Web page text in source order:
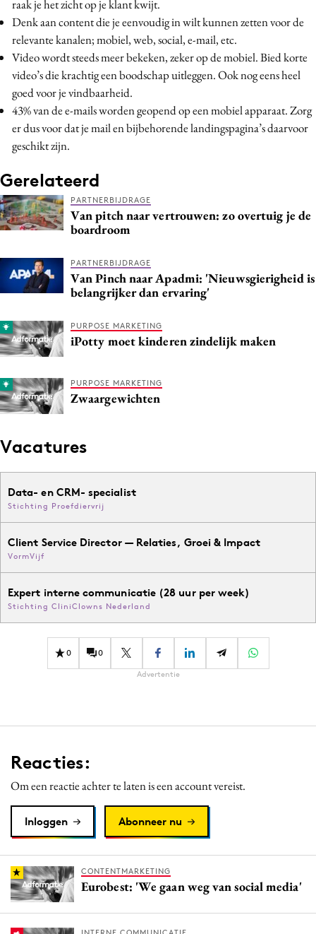
raak je het zicht op je klant kwijt.
Denk aan content die je eenvoudig in wilt kunnen zetten voor de
relevante kanalen; mobiel, web, social, e-mail, etc.
Video wordt steeds meer bekeken, zeker op de mobiel. Bied korte
video’s die krachtig een boodschap uitleggen. Ook nog eens heel
goed voor je vindbaarheid.
43% van de e-mails worden geopend op een mobiel apparaat. Zorg
er dus voor dat je mail en bijbehorende landingspagina’s daarvoor
geschikt zijn.
Gerelateerd
PARTNERBIJDRAGE
Van pitch naar vertrouwen: zo overtuig je de
boardroom
PARTNERBIJDRAGE
Van Pinch naar Apadmi: 'Nieuwsgierigheid is
belangrijker dan ervaring'
PURPOSE MARKETING
iPotty moet kinderen zindelijk maken
PURPOSE MARKETING
Zwaargewichten
Vacatures
Data- en CRM- specialist
Stichting Proefdiervrij
Client Service Director — Relaties, Groei & Impact
VormVijf
Expert interne communicatie (28 uur per week)
Stichting CliniClowns Nederland
0 0
Advertentie
Reacties:
Om een reactie achter te laten is een account vereist.
Inloggen Abonneer nu
CONTENTMARKETING
Eurobest: 'We gaan weg van social media'